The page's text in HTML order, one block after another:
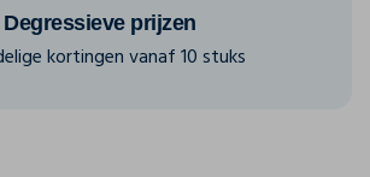
Degressieve prijzen
kortingen vanaf 10 stuks